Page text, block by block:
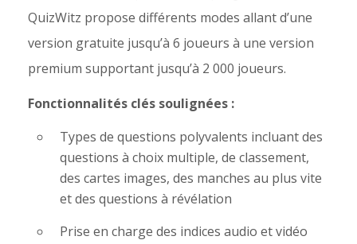
QuizWitz propose différents modes allant d’une
version gratuite jusqu’à 6 joueurs à une version
premium supportant jusqu’à 2 000 joueurs.
Fonctionnalités clés soulignées :
Types de questions polyvalents incluant des
questions à choix multiple, de classement,
des cartes images, des manches au plus vite
et des questions à révélation
Prise en charge des indices audio et vidéo